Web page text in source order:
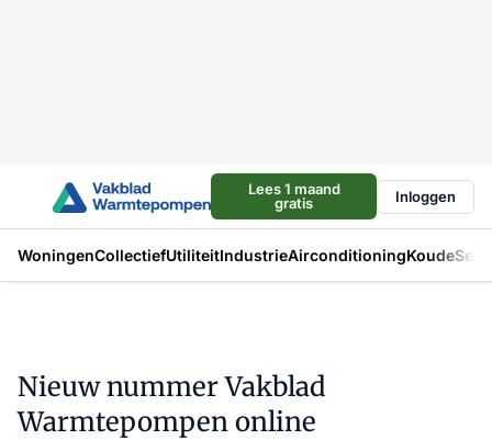
Lees 1 maand
gratis
Inloggen
WoningenCollectiefUtiliteitIndustrieAirconditioningKoude
Nieuw nummer Vakblad
Warmtepompen online